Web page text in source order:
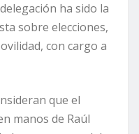
ha sido la
sobre elecciones,
con cargo a
que el
manos de Raúl